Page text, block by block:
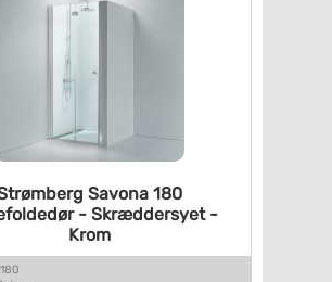
Savona 180
- Skræddersyet -
Krom